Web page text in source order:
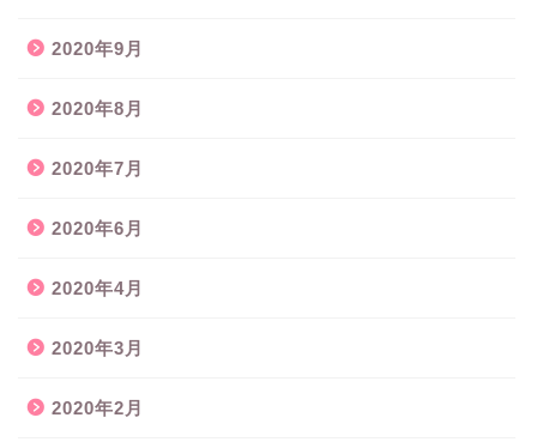
2020年9月
2020年8月
2020年7月
2020年6月
2020年4月
2020年3月
2020年2月